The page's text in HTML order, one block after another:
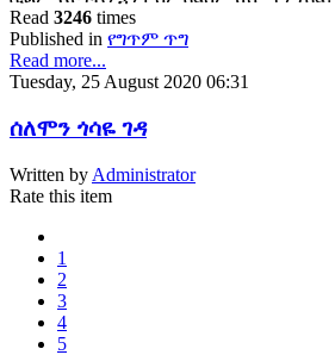
Read 3246 times
Published in የግጥም ጥግ
Read more...
Tuesday, 25 August 2020 06:31
ሰለሞን ጎሳዬ ገዳ
Written by Administrator
Rate this item
1
2
3
4
5